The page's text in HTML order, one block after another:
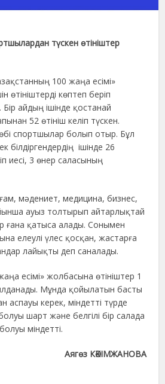
түскен өтініштер
100 жаңа есімі»
өтініштерді көптеп беріп
айдың ішінде қостанай
52 өтініш келіп түскен.
спортшылар болып отыр. Бұл
білдіргендердің ішінде 26
иесі, 3 өнер саласының
мәдениет, медицина, бизнес,
ауыз толтырып айтарлықтай
ғана қатыса алады. Сонымен
елеулі үлес қосқан, жастарға
лайықты деп саналады.
есімі» жолбасына өтініштер 1
Мұнда қойылатын басты
аспауы керек, міндетті түрде
шарт және белгілі бір салада
міндетті.
Аягөз КӘКІМЖАНОВА